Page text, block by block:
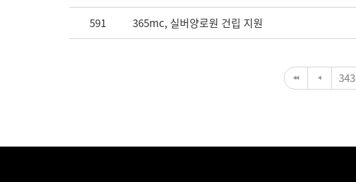
591 365mc, 실버양로원 건립 지원
343